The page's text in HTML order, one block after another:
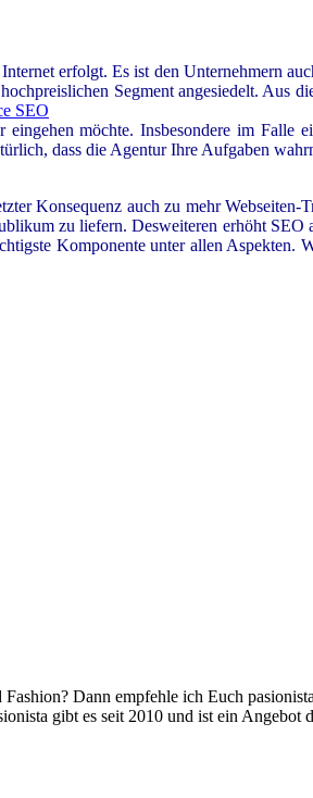
erfolgt. Es ist den Unternehmern
Segment angesiedelt. Aus
möchte. Insbesondere im Falle
dass die Agentur Ihre Aufgaben
Konsequenz auch zu mehr
zu liefern. Desweiteren erhöht
Komponente unter allen Aspekten.
Dann empfehle ich Euch
gibt es seit 2010 und ist ein